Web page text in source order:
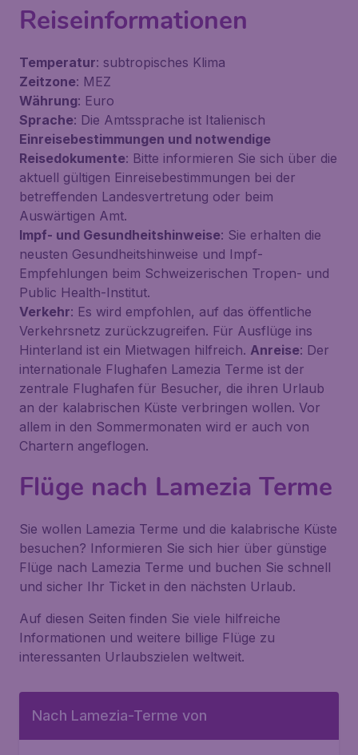
Reiseinformationen
Temperatur: subtropisches Klima
Zeitzone: MEZ
Währung: Euro
Sprache: Die Amtssprache ist Italienisch
Einreisebestimmungen und notwendige
Reisedokumente: Bitte informieren Sie sich über die
aktuell gültigen Einreisebestimmungen bei der
betreffenden Landesvertretung oder beim
Auswärtigen Amt.
Impf- und Gesundheitshinweise: Sie erhalten die
neusten Gesundheitshinweise und Impf-
Empfehlungen beim Schweizerischen Tropen- und
Public Health-Institut.
Verkehr: Es wird empfohlen, auf das öffentliche
Verkehrsnetz zurückzugreifen. Für Ausflüge ins
Hinterland ist ein Mietwagen hilfreich. Anreise: Der
internationale Flughafen Lamezia Terme ist der
zentrale Flughafen für Besucher, die ihren Urlaub
an der kalabrischen Küste verbringen wollen. Vor
allem in den Sommermonaten wird er auch von
Chartern angeflogen.
Flüge nach Lamezia Terme
Sie wollen Lamezia Terme und die kalabrische Küste
besuchen? Informieren Sie sich hier über günstige
Flüge nach Lamezia Terme und buchen Sie schnell
und sicher Ihr Ticket in den nächsten Urlaub.
Auf diesen Seiten finden Sie viele hilfreiche
Informationen und weitere billige Flüge zu
interessanten Urlaubszielen weltweit.
Nach Lamezia-Terme von